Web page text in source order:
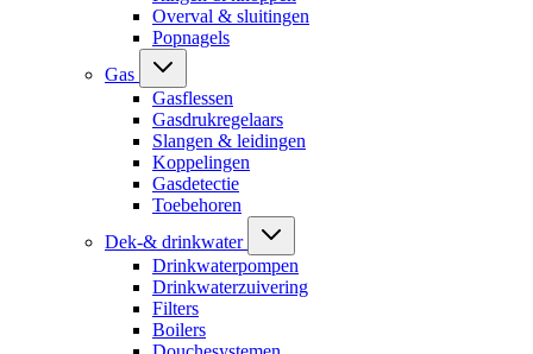
Overval & sluitingen
Popnagels
Gas
Gasflessen
Gasdrukregelaars
Slangen & leidingen
Koppelingen
Gasdetectie
Toebehoren
Dek-& drinkwater
Drinkwaterpompen
Drinkwaterzuivering
Filters
Boilers